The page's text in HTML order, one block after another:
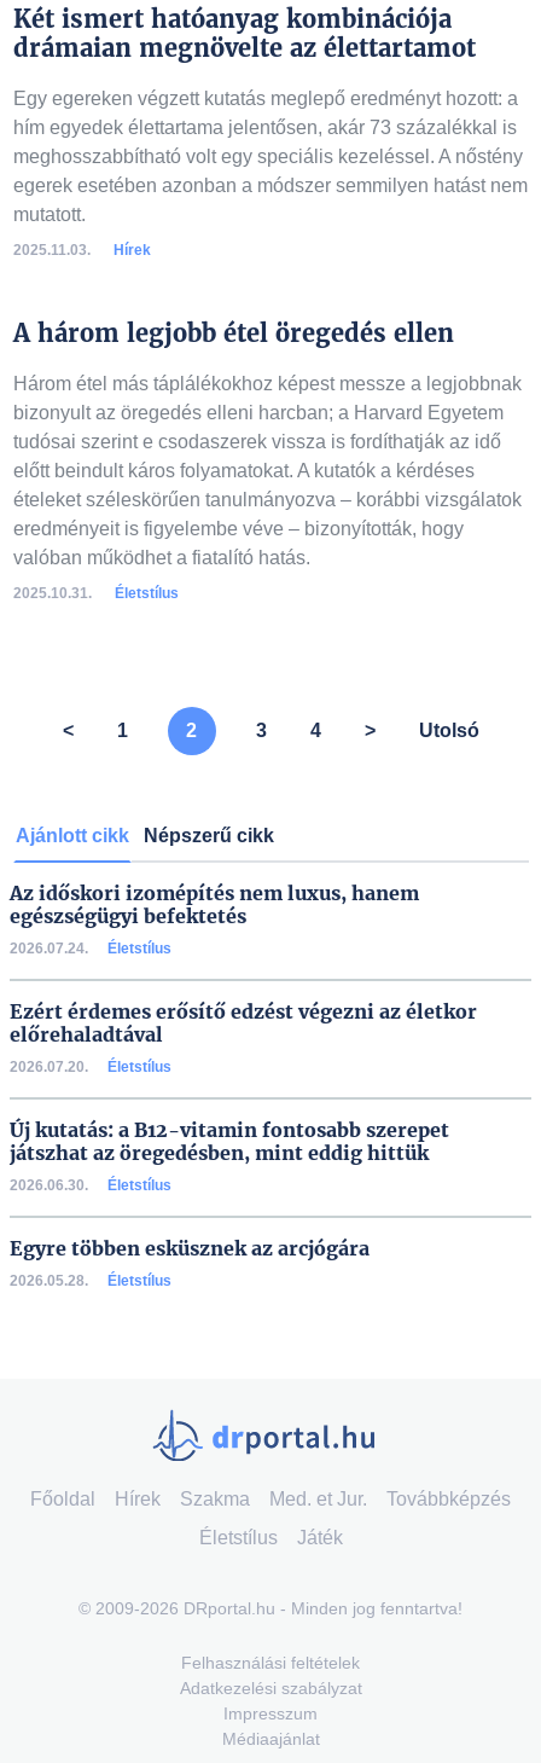
Két ismert hatóanyag kombinációja
drámaian megnövelte az élettartamot
Egy egereken végzett kutatás meglepő eredményt hozott: a
hím egyedek élettartama jelentősen, akár 73 százalékkal is
meghosszabbítható volt egy speciális kezeléssel. A nőstény
egerek esetében azonban a módszer semmilyen hatást nem
mutatott.
2025.11.03. Hírek
A három legjobb étel öregedés ellen
Három étel más táplálékokhoz képest messze a legjobbnak
bizonyult az öregedés elleni harcban; a Harvard Egyetem
tudósai szerint e csodaszerek vissza is fordíthatják az idő
előtt beindult káros folyamatokat. A kutatók a kérdéses
ételeket széleskörűen tanulmányozva – korábbi vizsgálatok
eredményeit is figyelembe véve – bizonyították, hogy
valóban működhet a fiatalító hatás.
2025.10.31. Életstílus
< 1 2 3 4 > Utolsó
Ajánlott cikk Népszerű cikk
Az időskori izomépítés nem luxus, hanem
egészségügyi befektetés
2026.07.24. Életstílus
Ezért érdemes erősítő edzést végezni az életkor
előrehaladtával
2026.07.20. Életstílus
Új kutatás: a B12-vitamin fontosabb szerepet
játszhat az öregedésben, mint eddig hittük
2026.06.30. Életstílus
Egyre többen esküsznek az arcjógára
2026.05.28. Életstílus
Főoldal Hírek Szakma Med. et Jur.
Továbbképzés
Életstílus
Játék
© 2009-2026 DRportal.hu - Minden jog fenntartva!
Felhasználási feltételek
Adatkezelési szabályzat
Impresszum
Médiaajánlat